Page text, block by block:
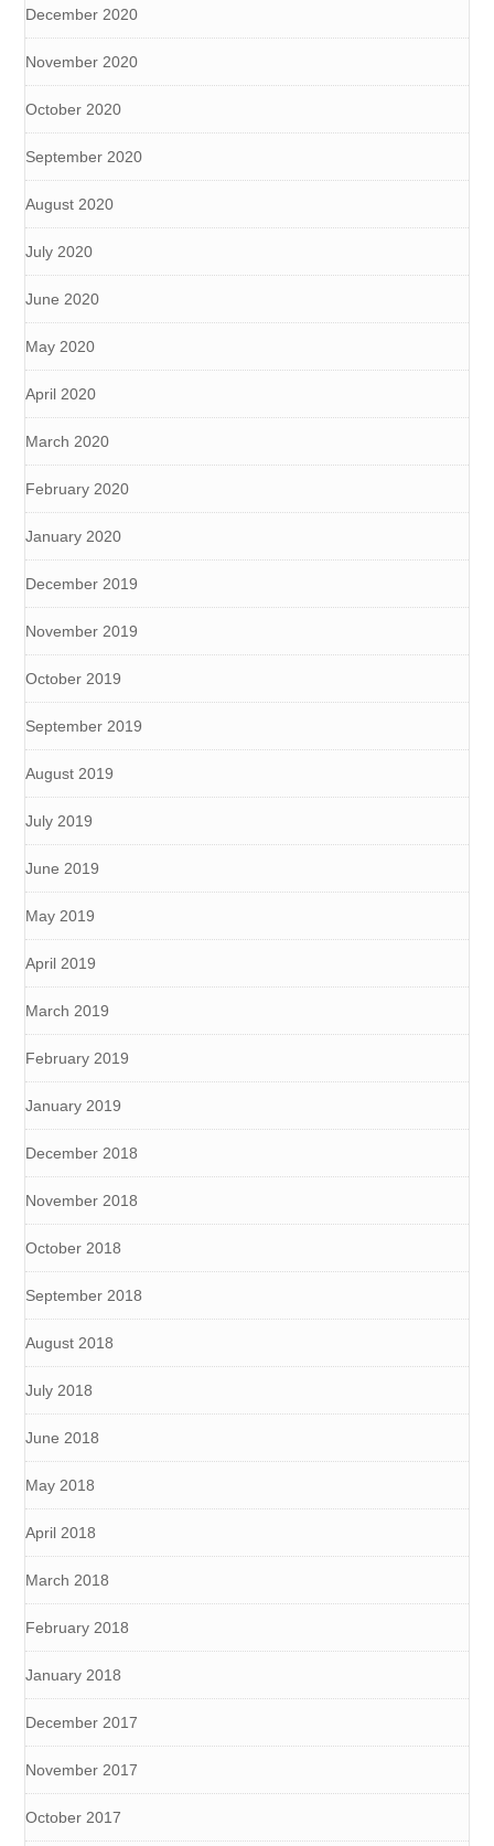
December 2020
November 2020
October 2020
September 2020
August 2020
July 2020
June 2020
May 2020
April 2020
March 2020
February 2020
January 2020
December 2019
November 2019
October 2019
September 2019
August 2019
July 2019
June 2019
May 2019
April 2019
March 2019
February 2019
January 2019
December 2018
November 2018
October 2018
September 2018
August 2018
July 2018
June 2018
May 2018
April 2018
March 2018
February 2018
January 2018
December 2017
November 2017
October 2017